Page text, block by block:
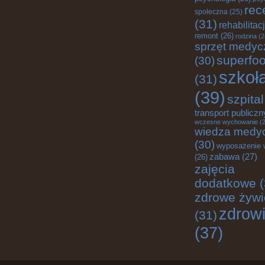
społeczna (25)
(31)
remont (26) rodzina
sprzęt
(30)
(31)
(39) szpital
transport
wczesne wychowanie
wiedza
(30) wyposażenie
(26) zabawa (27)
zajęcia
dodatkowe
zdrowe
(31)
(37)